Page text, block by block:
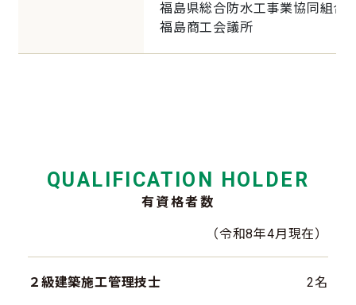
福島県総合防水工事業協同組合
福島商工会議所
QUALIFICATION HOLDER
有資格者数
（令和8年4月現在）
２級建築施工管理技士 2名